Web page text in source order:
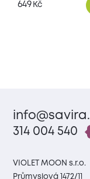
649 Kč
314 004 540
VIOLET MOON s.r.o.
Průmyslová 1472/11